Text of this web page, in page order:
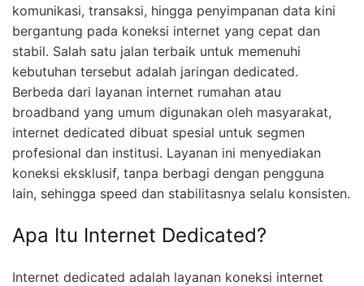
komunikasi, transaksi, hingga penyimpanan data kini
bergantung pada koneksi internet yang cepat dan
stabil. Salah satu jalan terbaik untuk memenuhi
kebutuhan tersebut adalah jaringan dedicated.
Berbeda dari layanan internet rumahan atau
broadband yang umum digunakan oleh masyarakat,
internet dedicated dibuat spesial untuk segmen
profesional dan institusi. Layanan ini menyediakan
koneksi eksklusif, tanpa berbagi dengan pengguna
lain, sehingga speed dan stabilitasnya selalu konsisten.
Apa Itu Internet Dedicated?
Internet dedicated adalah layanan koneksi internet